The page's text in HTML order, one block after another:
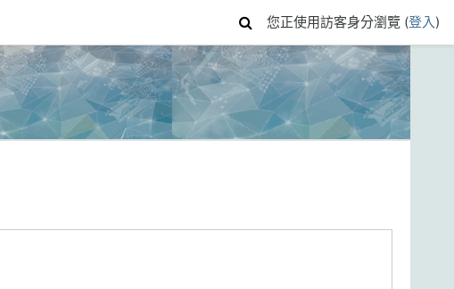
您正使用訪客身分瀏覽 (登入)